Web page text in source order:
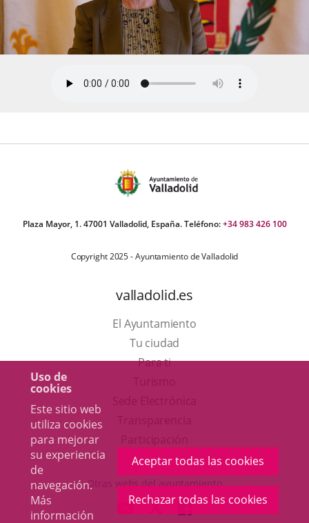
Uso de
cookies
Este sitio web
utiliza cookies
para mejorar
su experiencia
de
navegación.
Más
información
Aceptar todas las cookies
Rechazar todas las cookies
Plaza Mayor, 1. 47001 Valladolid, España. Teléfono:+34 983 426 100
Copyright 2025 - Ayuntamiento de Valladolid
valladolid.es
El Ayuntamiento
Tu ciudad
Para ti
en
una
ventana
nueva.
aplicación
externa.
Otras webs del ayuntamiento
ENLACEENLACEENLACE